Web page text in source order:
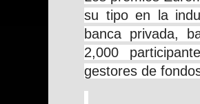
su tipo en la
banca privada,
2,000
gestores de